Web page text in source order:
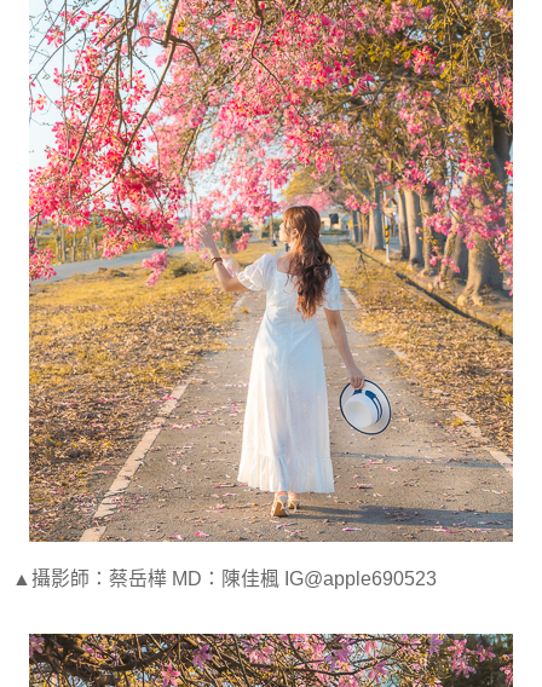
▲攝影師：蔡岳樺 MD：陳佳楓 IG@apple690523